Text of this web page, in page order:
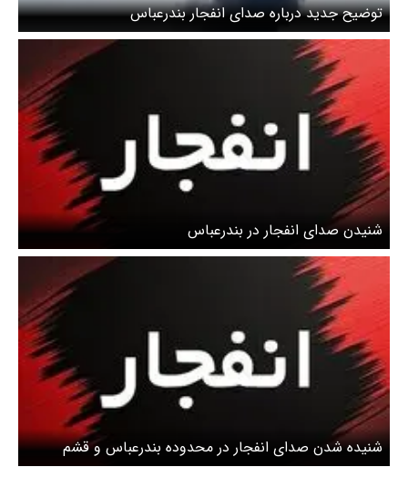
توضیح جدید درباره صدای انفجار بندرعباس
شنیدن صدای انفجار در بندرعباس
شنیده شدن صدای انفجار در محدوده بندرعباس و قشم